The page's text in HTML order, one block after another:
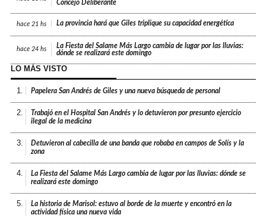
Concejo Deliberante
hace 21 hs La provincia hará que Giles triplique su capacidad energética
hace 24 hs
La Fiesta del Salame Más Largo cambia de lugar por las lluvias:
dónde se realizará este domingo
LO MÁS VISTO
1. Papelera San Andrés de Giles y una nueva búsqueda de personal
2.
Trabajó en el Hospital San Andrés y lo detuvieron por presunto ejercicio
ilegal de la medicina
3.
Detuvieron al cabecilla de una banda que robaba en campos de Solís y la
zona
4.
La Fiesta del Salame Más Largo cambia de lugar por las lluvias: dónde se
realizará este domingo
5.
La historia de Marisol: estuvo al borde de la muerte y encontró en la
actividad física una nueva vida